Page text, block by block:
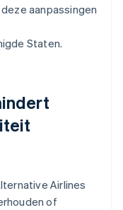
aanpassingen
Staten.
Airlines
of